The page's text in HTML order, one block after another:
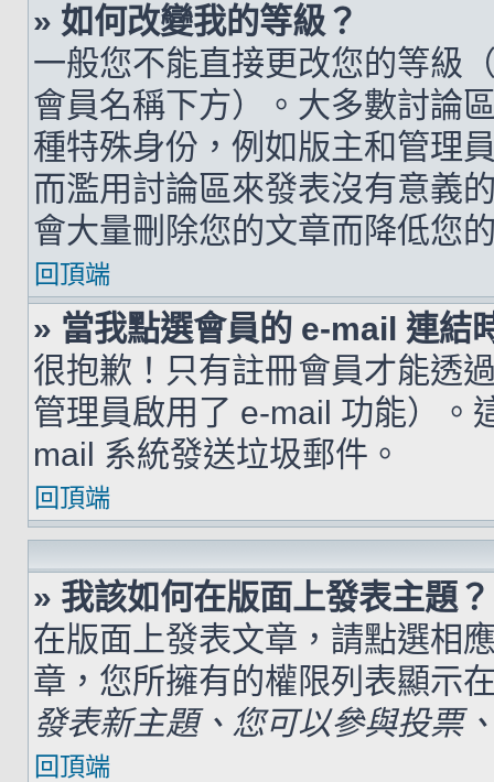
» 如何改變我的等級？
一般您不能直接更改您的等級
會員名稱下方）。大多數討論
種特殊身份，例如版主和管理
而濫用討論區來發表沒有意義
會大量刪除您的文章而降低您
回頂端
» 當我點選會員的 e-mail 連結
很抱歉！只有註冊會員才能透
管理員啟用了 e-mail 功能）。
mail 系統發送垃圾郵件。
回頂端
» 我該如何在版面上發表主題？
在版面上發表文章，請點選相
章，您所擁有的權限列表顯示
發表新主題、您可以參與投票
回頂端